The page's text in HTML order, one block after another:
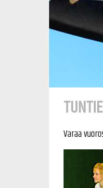
Varaa